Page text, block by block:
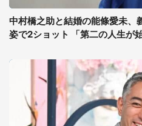
中村橋之助と結婚の能條愛未、
姿で2ショット 「第二の人生が